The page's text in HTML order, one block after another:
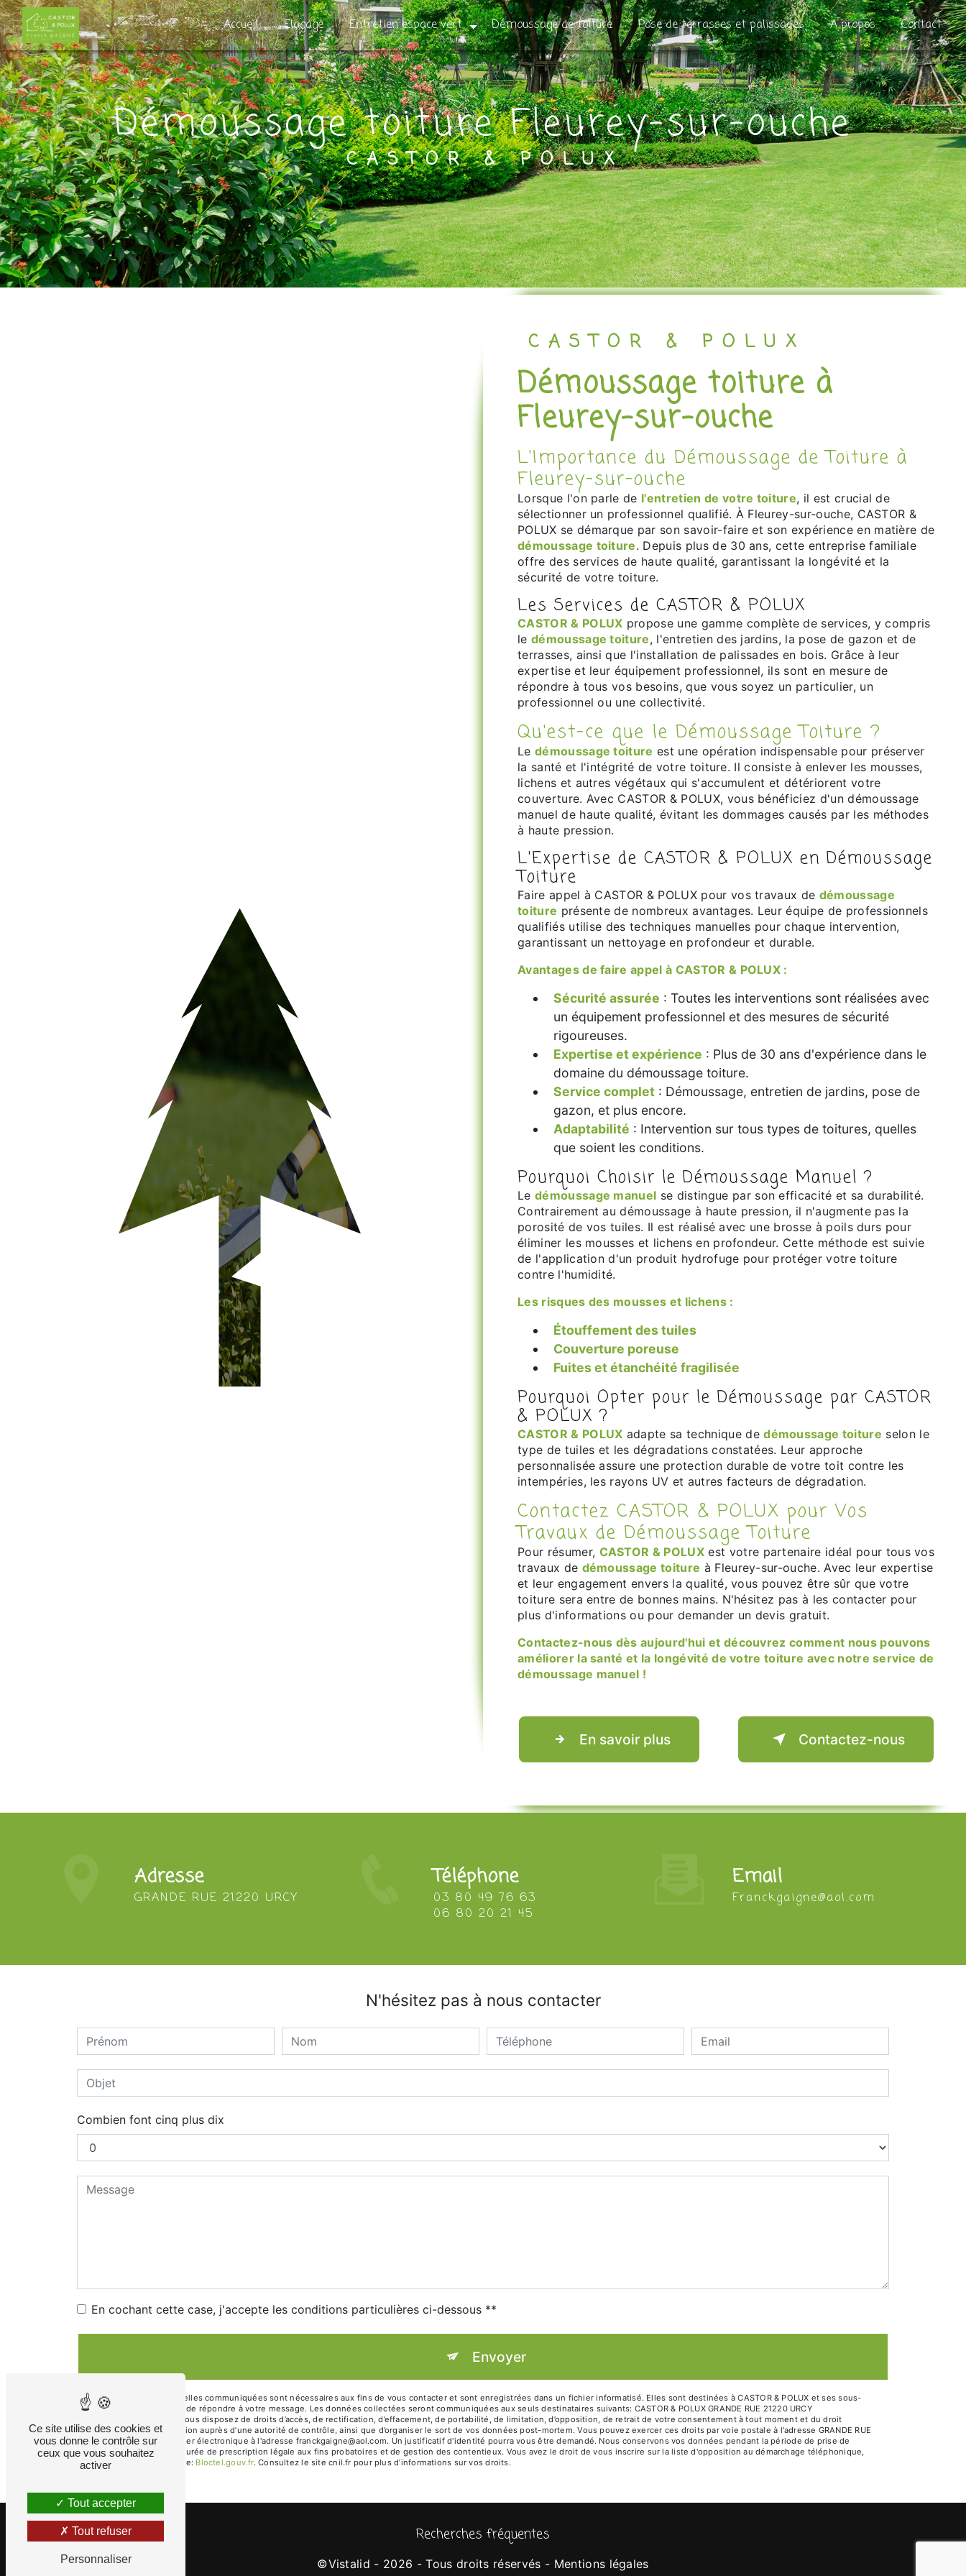
Accueil Elagage Entretien espace vert Démoussage de toiture Pose de terrasses et palissades A propos Contact
Démoussage toiture Fleurey-sur-ouche
CASTOR & POLUX
CASTOR & POLUX
Démoussage toiture à
Fleurey-sur-ouche
L'Importance du Démoussage de Toiture à
Fleurey-sur-ouche
Lorsque l'on parle de l'entretien de votre toiture, il est crucial de
sélectionner un professionnel qualifié. À Fleurey-sur-ouche, CASTOR &
POLUX se démarque par son savoir-faire et son expérience en matière de
démoussage toiture. Depuis plus de 30 ans, cette entreprise familiale
offre des services de haute qualité, garantissant la longévité et la
sécurité de votre toiture.
Les Services de CASTOR & POLUX
CASTOR & POLUX propose une gamme complète de services, y compris
le démoussage toiture, l'entretien des jardins, la pose de gazon et de
terrasses, ainsi que l'installation de palissades en bois. Grâce à leur
expertise et leur équipement professionnel, ils sont en mesure de
répondre à tous vos besoins, que vous soyez un particulier, un
professionnel ou une collectivité.
Qu'est-ce que le Démoussage Toiture ?
Le démoussage toiture est une opération indispensable pour préserver
la santé et l'intégrité de votre toiture. Il consiste à enlever les mousses,
lichens et autres végétaux qui s'accumulent et détériorent votre
couverture. Avec CASTOR & POLUX, vous bénéficiez d'un démoussage
manuel de haute qualité, évitant les dommages causés par les méthodes
à haute pression.
L'Expertise de CASTOR & POLUX en Démoussage
Toiture
Faire appel à CASTOR & POLUX pour vos travaux de démoussage
toiture présente de nombreux avantages. Leur équipe de professionnels
qualifiés utilise des techniques manuelles pour chaque intervention,
garantissant un nettoyage en profondeur et durable.
Avantages de faire appel à CASTOR & POLUX :
Sécurité assurée : Toutes les interventions sont réalisées avec
un équipement professionnel et des mesures de sécurité
rigoureuses.
Expertise et expérience : Plus de 30 ans d'expérience dans le
domaine du démoussage toiture.
Service complet : Démoussage, entretien de jardins, pose de
gazon, et plus encore.
Adaptabilité : Intervention sur tous types de toitures, quelles
que soient les conditions.
Pourquoi Choisir le Démoussage Manuel ?
Le démoussage manuel se distingue par son efficacité et sa durabilité.
Contrairement au démoussage à haute pression, il n'augmente pas la
porosité de vos tuiles. Il est réalisé avec une brosse à poils durs pour
éliminer les mousses et lichens en profondeur. Cette méthode est suivie
de l'application d'un produit hydrofuge pour protéger votre toiture
contre l'humidité.
Les risques des mousses et lichens :
Étouffement des tuiles
Couverture poreuse
Fuites et étanchéité fragilisée
Pourquoi Opter pour le Démoussage par CASTOR
& POLUX ?
CASTOR & POLUX adapte sa technique dedémoussage toiture selon le
type de tuiles et les dégradations constatées. Leur approche
personnalisée assure une protection durable de votre toit contre les
intempéries, les rayons UV et autres facteurs de dégradation.
Contactez CASTOR & POLUX pour Vos
Travaux de Démoussage Toiture
Pour résumer, CASTOR & POLUXest votre partenaire idéal pour tous vos
travaux de démoussage toiture à Fleurey-sur-ouche. Avec leur expertise
et leur engagement envers la qualité, vous pouvez être sûr que votre
toiture sera entre de bonnes mains. N'hésitez pas à les contacter pour
plus d'informations ou pour demander un devis gratuit.
Contactez-nous dès aujourd'hui et découvrez comment nous pouvons
améliorer la santé et la longévité de votre toiture avec notre service de
démoussage manuel !
En savoir plus Contactez-nous
Adresse
GRANDE RUE 21220 URCY
Téléphone
03 80 49 76 63
06 80 20 21 45
Email
franckgaigne@aol.com
N'hésitez pas à nous contacter
Combien font cinq plus dix
En cochant cette case, j'accepte les conditions particulières ci-dessous **
Envoyer
** Les données personnelles communiquées sont nécessaires aux fins de vous contacter et sont enregistrées dans un fichier informatisé. Elles sont destinées à CASTOR & POLUX et ses sous-
traitants dans le seul but de répondre à votre message. Les données collectées seront communiquées aux seuls destinataires suivants: CASTOR & POLUX GRANDE RUE 21220 URCY
franckgaigne@aol.com. Vous disposez de droits d’accès, de rectification, d’effacement, de portabilité, de limitation, d’opposition, de retrait de votre consentement à tout moment et du droit
d’introduire une réclamation auprès d’une autorité de contrôle, ainsi que d’organiser le sort de vos données post-mortem. Vous pouvez exercer ces droits par voie postale à l'adresse GRANDE RUE
21220 URCY ou par courrier électronique à l'adresse franckgaigne@aol.com. Un justificatif d'identité pourra vous être demandé. Nous conservons vos données pendant la période de prise de
contact puis pendant la durée de prescription légale aux fins probatoires et de gestion des contentieux. Vous avez le droit de vous inscrire sur la liste d'opposition au démarchage téléphonique,
disponible à cette adresse:
Bloctel.gouv.fr. Consultez le site cnil.fr pour plus d’informations sur vos droits.
Recherches fréquentes
©Vistalid - 2026 - Tous droits réservés - Mentions légales
Panneau de gestion des cookies
Ce site utilise des cookies et
vous donne le contrôle sur
ceux que vous souhaitez
activer
Tout accepter
Tout refuser
Personnaliser